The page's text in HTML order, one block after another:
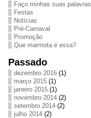
Faço minhas suas palavras
Festas
Notícias
Pré-Carnaval
Promoção
Que marmota é essa?
Passado
dezembro 2016(1)
março 2015(1)
janeiro 2015(1)
novembro 2014(2)
setembro 2014(2)
julho 2014(2)